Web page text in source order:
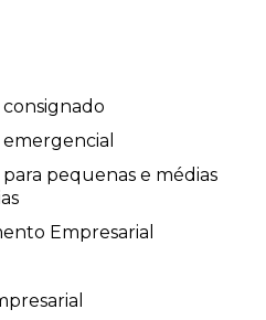
pequenas e médias
Empresarial